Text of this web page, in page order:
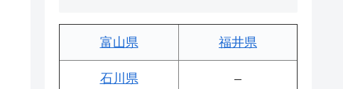
富山県 福井県
石川県 –